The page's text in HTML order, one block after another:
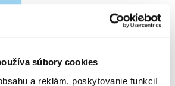
súbory cookies
a reklám, poskytovanie funkcií
monografia venujúca sa inštitútu